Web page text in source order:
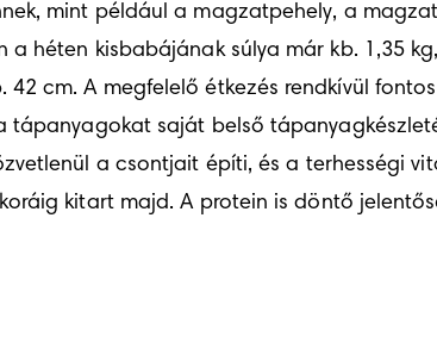
mint például a magzatpehely, a
a héten kisbabájának súlya már kb. 1,35
42 cm. A megfelelő étkezés rendkívül
tápanyagokat saját belső
a csontjait építi, és a terhességi
kitart majd. A protein is döntő